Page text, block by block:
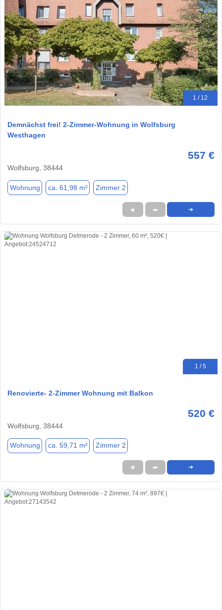
1 / 12
Demnächst frei! 2-Zimmer-Wohnung in Wolfsburg
Westhagen
557 €
Wolfsburg, 38444
Wohnung ca. 61,98 m² Zimmer 2
★ ➦ ➜
1 / 5
Renovierte- 2-Zimmer Wohnung mit Balkon
520 €
Wolfsburg, 38444
Wohnung ca. 59,71 m² Zimmer 2
★ ➦ ➜